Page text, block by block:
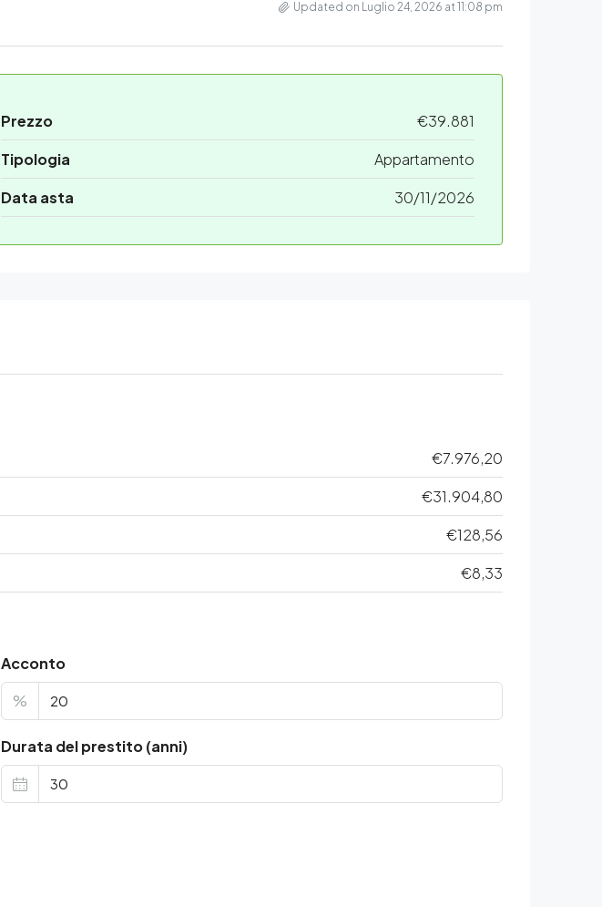
Updated on Luglio 24, 2026 at 11:08 pm
Prezzo
€39.881
Tipologia
Appartamento
Data asta 30/11/2026
€7.976,20
€31.904,80
€128,56
€8,33
Acconto
%
Durata del prestito (anni)